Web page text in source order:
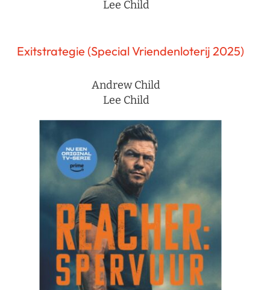
Lee Child
Exitstrategie (Special Vriendenloterij 2025)
Andrew Child
Lee Child